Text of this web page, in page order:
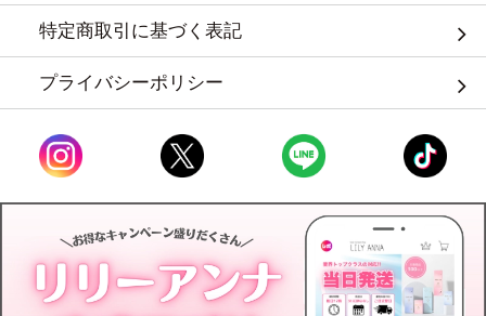
特定商取引に基づく表記
プライバシーポリシー